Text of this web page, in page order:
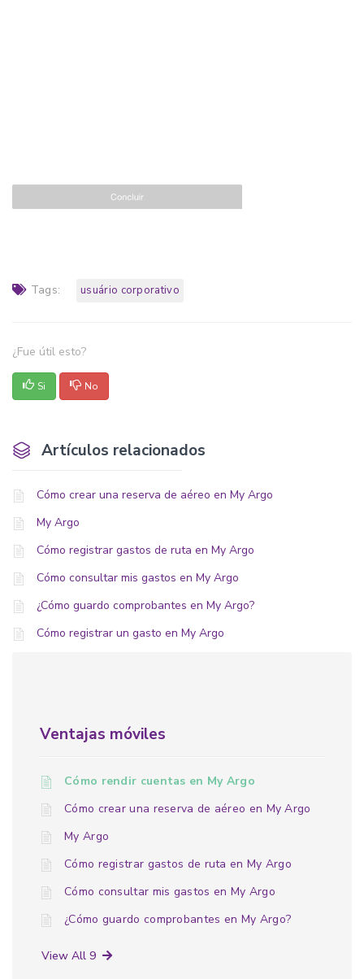
Tags: usuário corporativo
¿Fue útil esto?
Si No
Artículos relacionados
Cómo crear una reserva de aéreo en My Argo
My Argo
Cómo registrar gastos de ruta en My Argo
Cómo consultar mis gastos en My Argo
¿Cómo guardo comprobantes en My Argo?
Cómo registrar un gasto en My Argo
Ventajas móviles
Cómo rendir cuentas en My Argo
Cómo crear una reserva de aéreo en My Argo
My Argo
Cómo registrar gastos de ruta en My Argo
Cómo consultar mis gastos en My Argo
¿Cómo guardo comprobantes en My Argo?
View All 9